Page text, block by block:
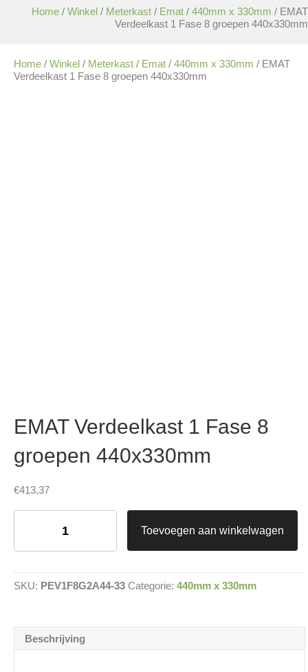
Home / Winkel / Meterkast / Emat / 440mm x 330mm / EMAT
Verdeelkast 1 Fase 8 groepen 440x330mm
Home / Winkel / Meterkast / Emat / 440mm x 330mm / EMAT
Verdeelkast 1 Fase 8 groepen 440x330mm
EMAT Verdeelkast 1 Fase 8
groepen 440x330mm
€413,37
EMAT
Verdeelkast
Fase
440x330mm
Toevoegen aan winkelwagen
SKU: PEV1F8G2A44-33 Categorie: 440mm x 330mm
Beschrijving